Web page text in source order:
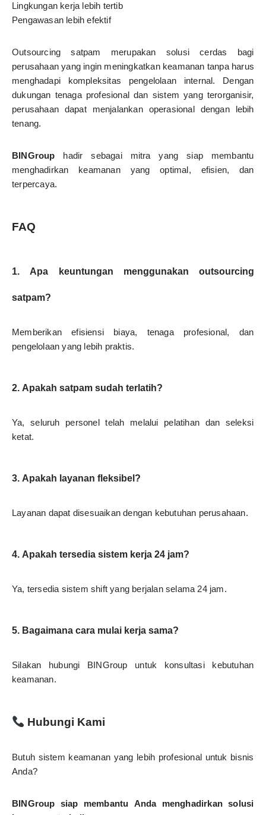
Lingkungan kerja lebih tertib
Pengawasan lebih efektif
Outsourcing satpam merupakan solusi cerdas bagi
perusahaan yang ingin meningkatkan keamanan tanpa harus
menghadapi kompleksitas pengelolaan internal. Dengan
dukungan tenaga profesional dan sistem yang terorganisir,
perusahaan dapat menjalankan operasional dengan lebih
tenang.
BINGroup hadir sebagai mitra yang siap membantu
menghadirkan keamanan yang optimal, efisien, dan
terpercaya.
FAQ
1. Apa keuntungan menggunakan outsourcing
satpam?
Memberikan efisiensi biaya, tenaga profesional, dan
pengelolaan yang lebih praktis.
2. Apakah satpam sudah terlatih?
Ya, seluruh personel telah melalui pelatihan dan seleksi
ketat.
3. Apakah layanan fleksibel?
Layanan dapat disesuaikan dengan kebutuhan perusahaan.
4. Apakah tersedia sistem kerja 24 jam?
Ya, tersedia sistem shift yang berjalan selama 24 jam.
5. Bagaimana cara mulai kerja sama?
Silakan hubungi BINGroup untuk konsultasi kebutuhan
keamanan.
Hubungi Kami
Butuh sistem keamanan yang lebih profesional untuk bisnis
Anda?
BINGroup siap membantu Anda menghadirkan solusi